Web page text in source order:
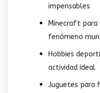
impensables
Minecraft para
fenómeno
Hobbies
actividad ideal
Juguetes para